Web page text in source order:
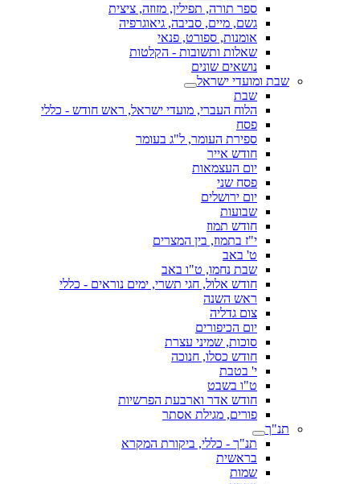
ספר תורה, תפילין, מזוזה, ציצית
גשם, מיים, סביבה, גיאוגרפיה
אומנות, ספורט, פנאי
שאלות ותשובות - הקלטות
נושאים שונים
שבת ומועדי ישראל
שבת
הלוח העברי, מועדי ישראל, ראש חודש - כללי
פסח
ספירת העומר, ל"ג בעומר
חודש אייר
יום העצמאות
פסח שני
יום ירושלים
שבועות
חודש תמוז
י"ז בתמוז, בין המצרים
ט' באב
שבת נחמו, ט"ו באב
חודש אלול, חגי תשרי, ימים נוראים - כללי
ראש השנה
צום גדליה
יום הכיפורים
סוכות, שמיני עצרת
חודש כסלו, חנוכה
י' בטבת
ט"ו בשבט
חודש אדר וארבעת הפרשיות
פורים, מגילת אסתר
תנ"ך
תנ"ך - כללי, ביקורת המקרא
בראשית
שמות